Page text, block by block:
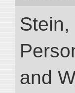
Stein,
and